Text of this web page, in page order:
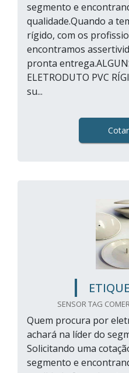
segmento e
qualidade.Quando a
rígido, com os
encontramos
pronta
ELETRODUTO PVC
su...
SENSOR TAG
Quem procura por
achará na líder do
Solicitando uma
segmento e